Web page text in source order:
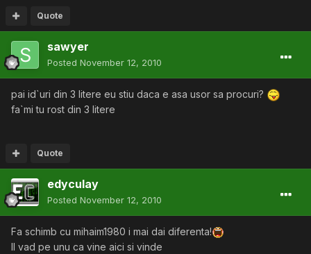
Quote
sawyer
Posted November 12, 2010
pai id`uri din 3 litere eu stiu daca e asa usor sa procuri?
fa`mi tu rost din 3 litere
Quote
edyculay
Posted November 12, 2010
Fa schimb cu mihaim1980 i mai dai diferenta!
Il vad pe unu ca vine aici si vinde